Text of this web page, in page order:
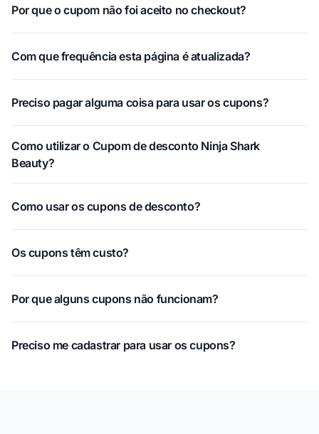
Por que o cupom não foi aceito no checkout?
Com que frequência esta página é atualizada?
Preciso pagar alguma coisa para usar os cupons?
Como utilizar o Cupom de desconto Ninja Shark
Beauty?
Como usar os cupons de desconto?
Os cupons têm custo?
Por que alguns cupons não funcionam?
Preciso me cadastrar para usar os cupons?